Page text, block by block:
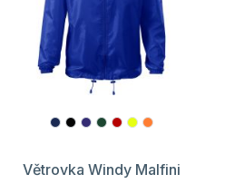
Větrovka Windy Malfini